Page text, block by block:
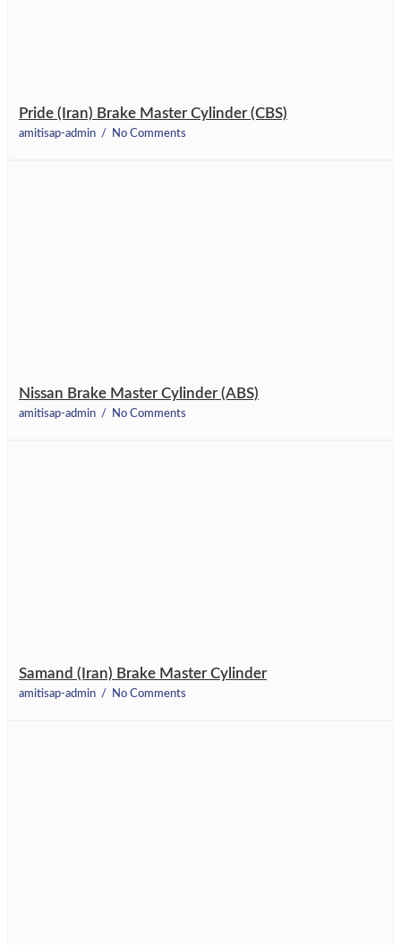
Pride (Iran) Brake Master Cylinder (CBS)
amitisap-admin No Comments
Nissan Brake Master Cylinder (ABS)
amitisap-admin No Comments
Samand (Iran) Brake Master Cylinder
amitisap-admin No Comments